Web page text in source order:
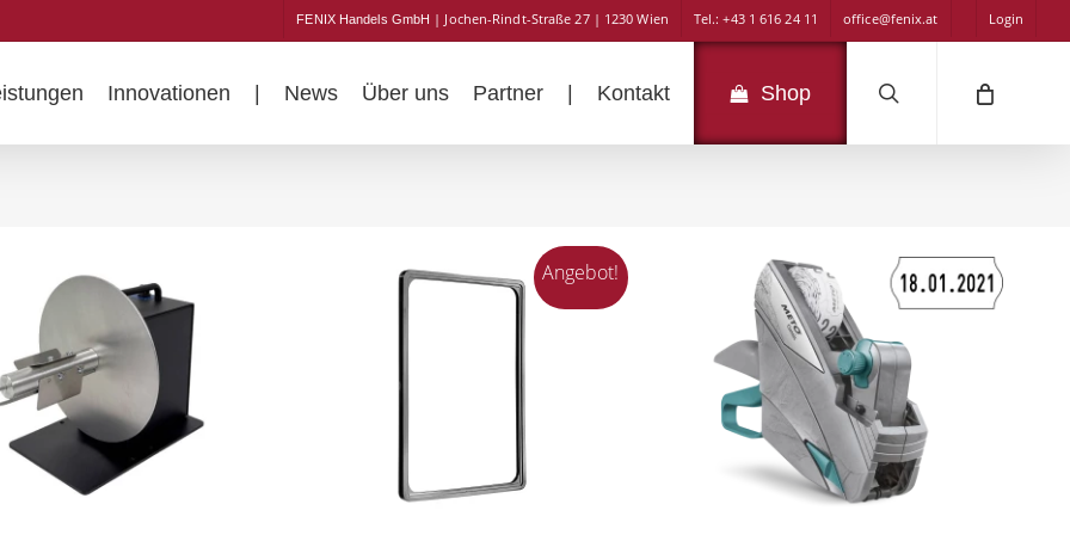
FENIX Handels GmbH | Jochen-Rindt-Straße 27 | 1230 Wien Tel.: +43 1 616 24 11 office@fenix.at Login
Innovationen | News Über uns Partner | Kontakt Shop
Angebot!